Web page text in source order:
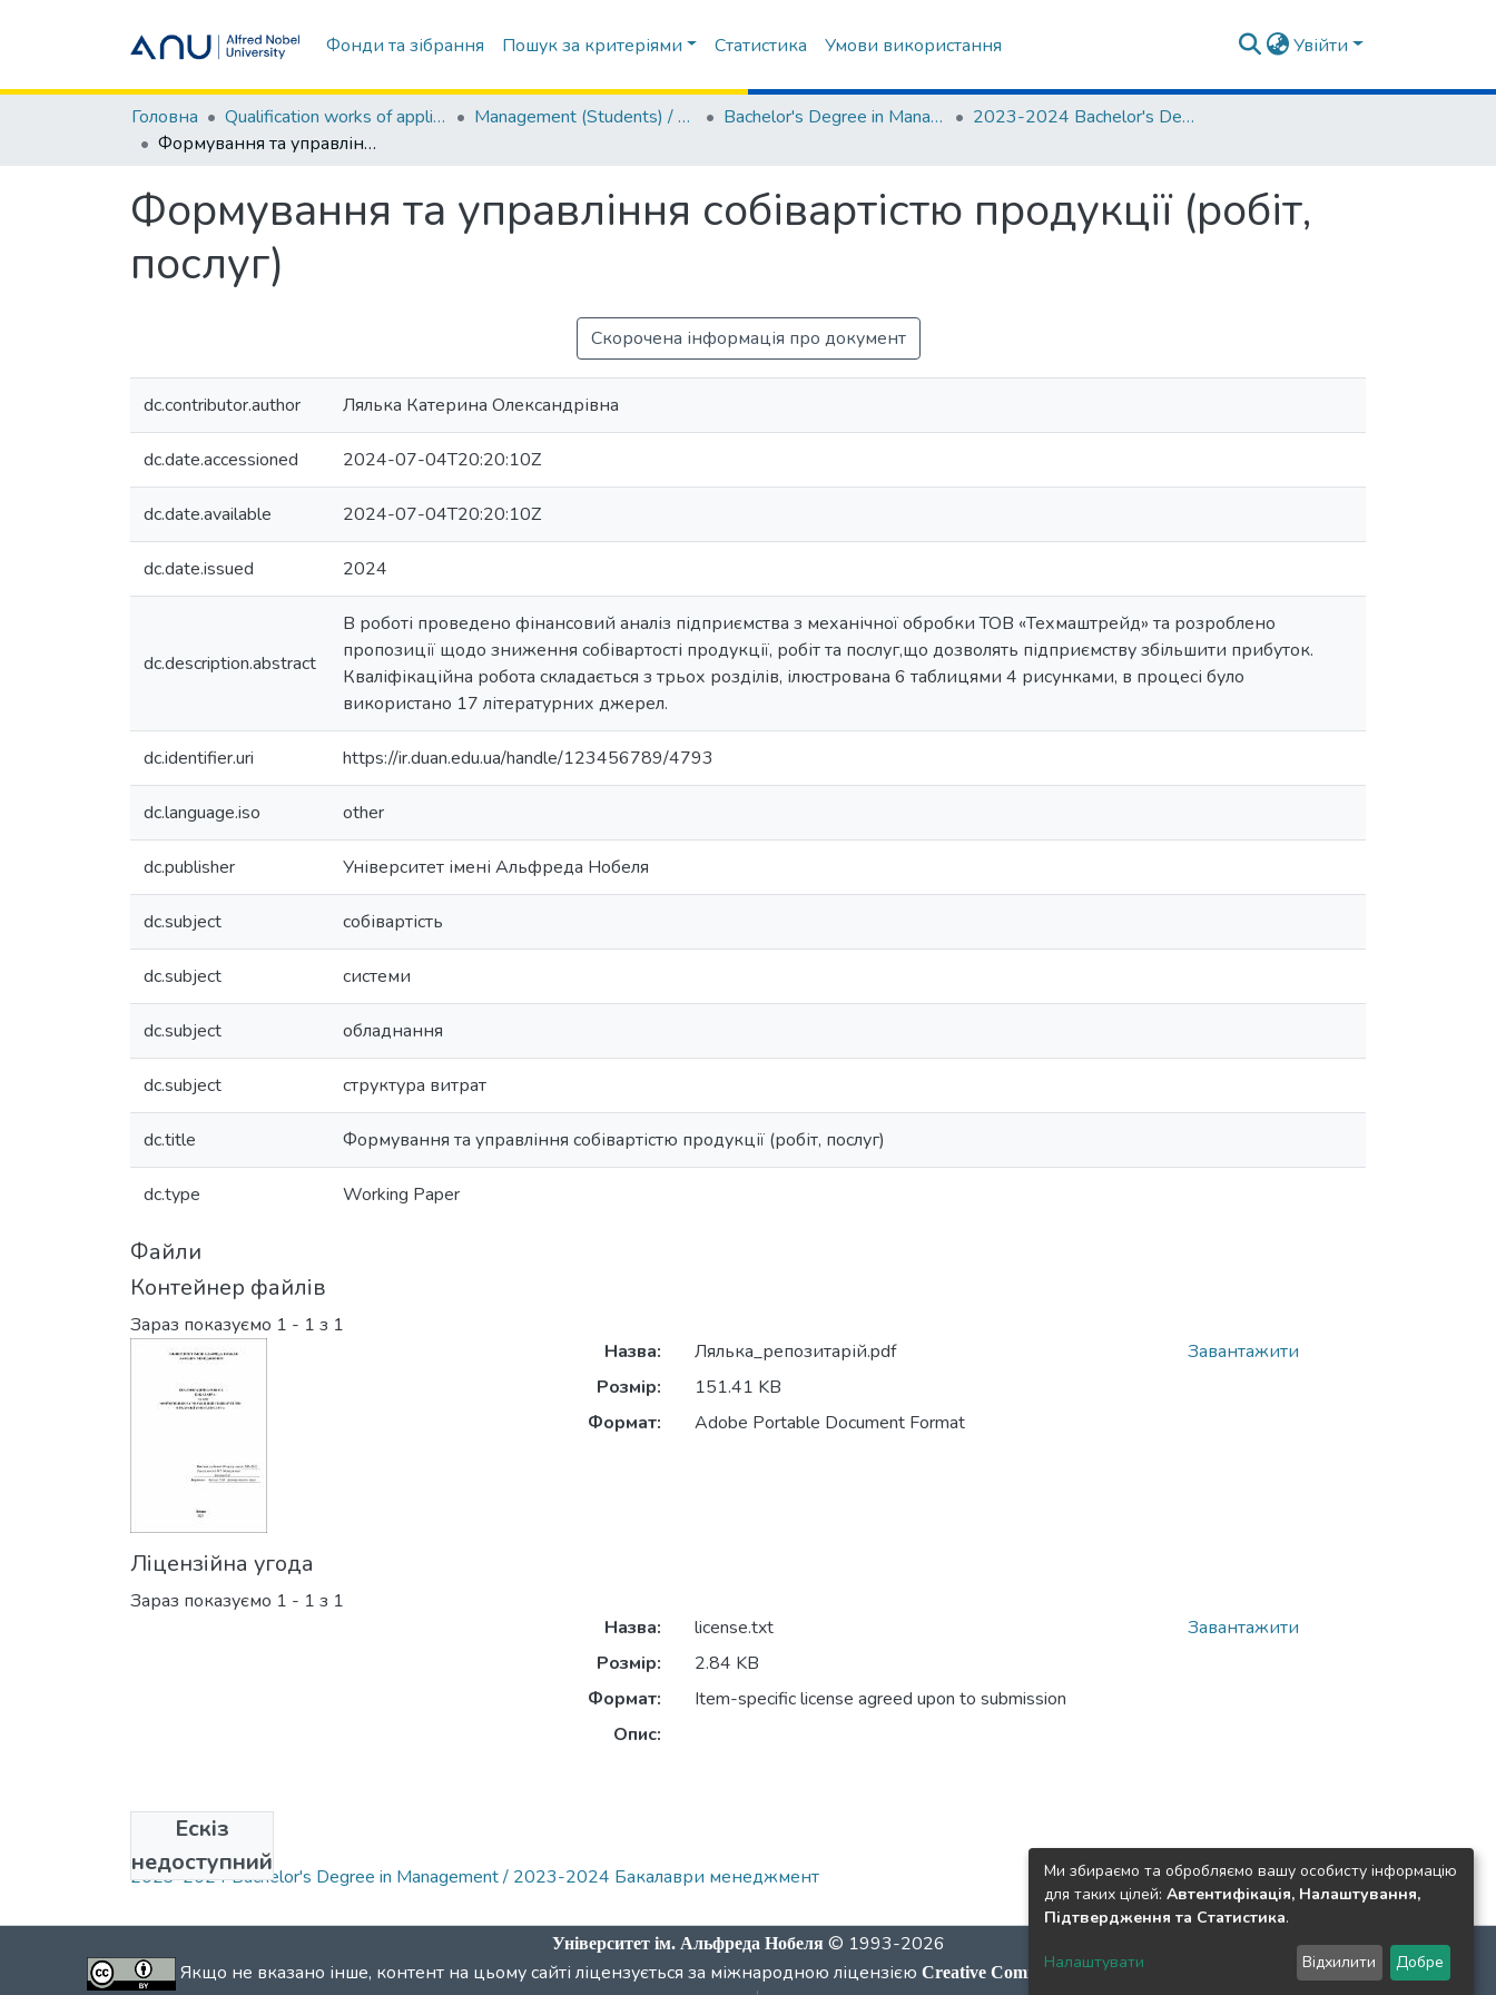
Фонди та зібрання Пошук за критеріями Статистика Умови використання Увійти
Головна Qualification works of applicants / Кваліфікаційні роботи здобувачів Management (Students) / Менеджмент (Студенти) Bachelor's Degree in Management / Бакалаври Менеджмент
2023-2024 Bachelor's Degree in Management / 2023-2024 Бакалаври менеджмент
Формування та управління собівартістю продукції (робіт, послуг)
Формування та управління собівартістю продукції (робіт,
послуг)
Скорочена інформація про документ
dc.contributor.author Лялька Катерина Олександрівна
dc.date.accessioned 2024-07-04T20:20:10Z
dc.date.available 2024-07-04T20:20:10Z
dc.date.issued 2024
dc.description.abstract
В роботі проведено фінансовий аналіз підприємства з механічної обробки ТОВ «Техмаштрейд» та розроблено
пропозиції щодо зниження собівартості продукції, робіт та послуг,що дозволять підприємству збільшити прибуток.
Кваліфікаційна робота складається з трьох розділів, ілюстрована 6 таблицями 4 рисунками, в процесі було
використано 17 літературних джерел.
dc.identifier.uri https://ir.duan.edu.ua/handle/123456789/4793
dc.language.iso other
dc.publisher Університет імені Альфреда Нобеля
dc.subject собівартість
dc.subject системи
dc.subject обладнання
dc.subject структура витрат
dc.title Формування та управління собівартістю продукції (робіт, послуг)
dc.type Working Paper
Файли
Контейнер файлів
Зараз показуємо 1 - 1 з 1
Назва:
Лялька_репозитарій.pdf
Розмір:
151.41 KB
Формат:
Adobe Portable Document Format
Завантажити
Ліцензійна угода
Зараз показуємо 1 - 1 з 1
Ескіз
недоступний
Назва:
license.txt
Розмір:
2.84 KB
Формат:
Item-specific license agreed upon to submission
Опис:
Завантажити
Зібрання
2023-2024 Bachelor's Degree in Management / 2023-2024 Бакалаври менеджмент
Університет ім. Альфреда Нобеля © 1993-2026
Якщо не вказано інше, контент на цьому сайті ліцензується за міжнародною ліцензією Creative Commons Attribution License International CC-BY 4.0
Ми збираємо та обробляємо вашу особисту інформацію
для таких цілей: Автентифікація, Налаштування,
Підтвердження та Статистика.
Налаштувати Відхилити Добре